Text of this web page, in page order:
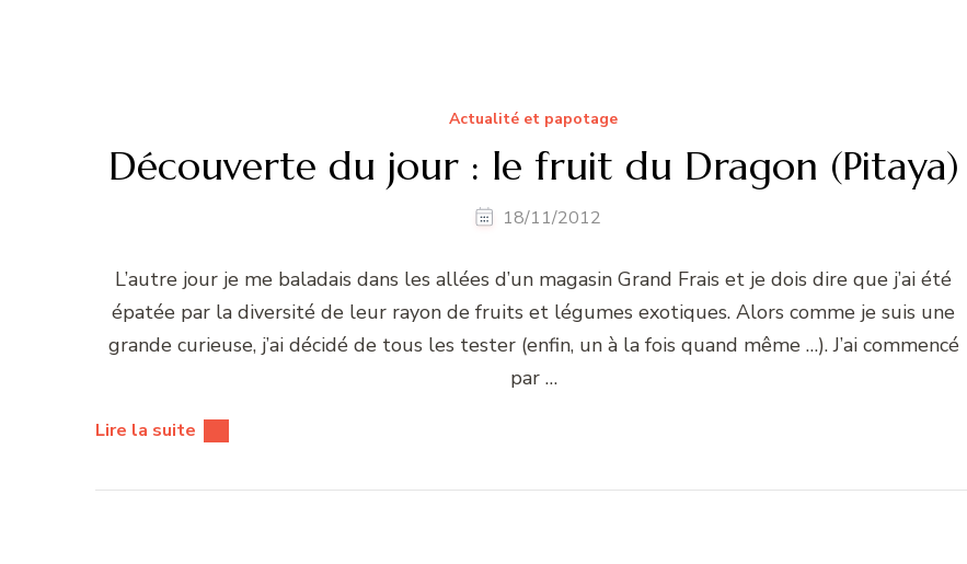
Actualité et papotage
Découverte du jour : le fruit du Dragon (Pitaya)
18/11/2012
L’autre jour je me baladais dans les allées d’un magasin Grand Frais et je dois dire que j’ai été
épatée par la diversité de leur rayon de fruits et légumes exotiques. Alors comme je suis une
grande curieuse, j’ai décidé de tous les tester (enfin, un à la fois quand même …). J’ai commencé
par …
Lire la suite